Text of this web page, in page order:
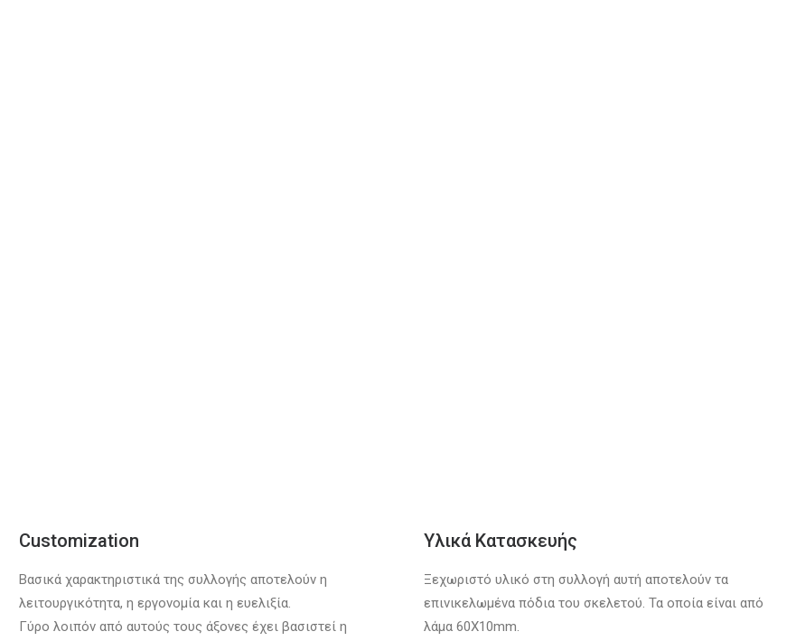
Customization
Βασικά χαρακτηριστικά της συλλογής αποτελούν η
λειτουργικότητα, η εργονομία και η ευελιξία.
Γύρο λοιπόν από αυτούς τους άξονες έχει βασιστεί η
Υλικά Κατασκευής
Ξεχωριστό υλικό στη συλλογή αυτή αποτελούν τα
επινικελωμένα πόδια του σκελετού. Τα οποία είναι από
λάμα 60Χ10mm.